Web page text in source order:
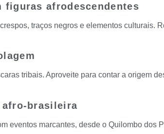
figuras afrodescendentes
traços negros e elementos culturais.
tribais. Aproveite para contar a origem
afro-brasileira
eventos marcantes, desde o Quilombo